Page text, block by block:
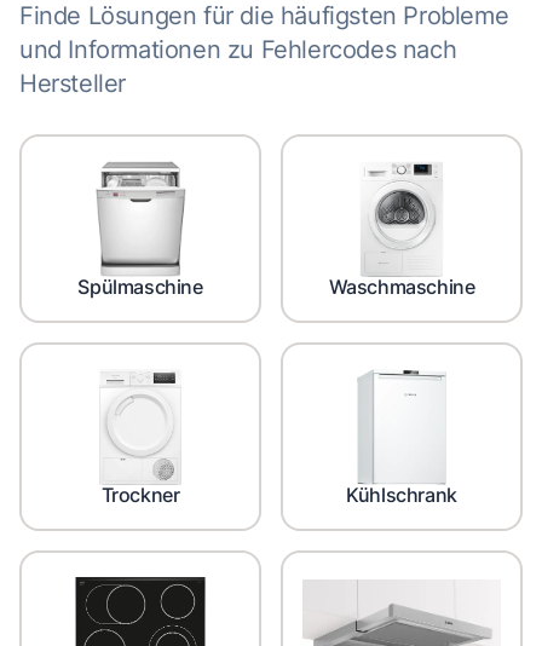
Finde Lösungen für die häufigsten Probleme
und Informationen zu Fehlercodes nach
Hersteller
Spülmaschine Waschmaschine
Trockner Kühlschrank